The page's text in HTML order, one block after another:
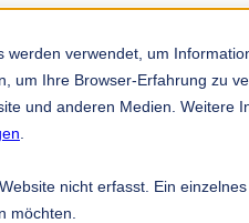
verwendet, um
um Ihre Browser-Erfahrung zu
und anderen Medien. Weitere
nicht erfasst. Ein
möchten.